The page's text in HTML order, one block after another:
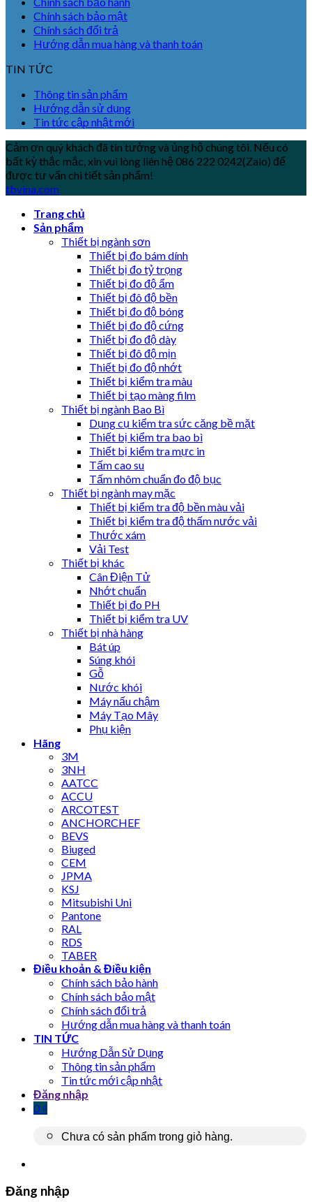
Chính sách bảo mật
Chính sách đổi trả
Hướng dẫn mua hàng và thanh toán
TIN TỨC
Thông tin sản phẩm
Hướng dẫn sử dụng
Tin tức cập nhật mới
Cảm ơn quý khách đã tin tưởng và ủng hộ chúng tôi. Nếu có
bất kỳ thắc mắc, xin vui lòng liên hệ 086 222 0242(Zalo) để
được tư vấn chi tiết sản phẩm!
tbvina.com
Trang chủ
Sản phẩm
Thiết bị ngành sơn
Thiết bị đo bám dính
Thiết bị đo tỷ trọng
Thiết bị đo độ ẩm
Thiết bị đô độ bền
Thiết bị đo độ bóng
Thiết bị đo độ cứng
Thiết bị đo độ dày
Thiết bị đô độ mịn
Thiết bị đo độ nhớt
Thiết bị kiểm tra màu
Thiết bị tạo màng film
Thiết bị ngành Bao Bì
Dụng cụ kiểm tra sức căng bề mặt
Thiết bị kiểm tra bao bì
Thiết bị kiểm tra mực in
Tấm cao su
Tấm nhôm chuẩn đo độ bục
Thiết bị ngành may mặc
Thiết bị kiểm tra độ bền màu vải
Thiết bị kiểm tra độ thấm nước vải
Thước xám
Vải Test
Thiết bị khác
Cân Điện Tử
Nhớt chuẩn
Thiết bị đo PH
Thiết bị kiểm tra UV
Thiết bị nhà hàng
Bát úp
Súng khói
Gỗ
Nước khói
Máy nấu chậm
Máy Tạo Mây
Phụ kiện
Hãng
3M
3NH
AATCC
ACCU
ARCOTEST
ANCHORCHEF
BEVS
Biuged
CEM
JPMA
KSJ
Mitsubishi Uni
Pantone
RAL
RDS
TABER
Điều khoản & Điều kiện
Chính sách bảo hành
Chính sách bảo mật
Chính sách đổi trả
Hướng dẫn mua hàng và thanh toán
TIN TỨC
Hướng Dẫn Sử Dụng
Thông tin sản phẩm
Tin tức mới cập nhật
Đăng nhập
0 ₫
Chưa có sản phẩm trong giỏ hàng.
Đăng nhập